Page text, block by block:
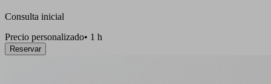
Consulta inicial
Precio personalizado• 1 h
Reservar